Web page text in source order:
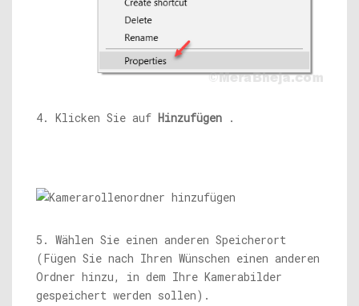
4. Klicken Sie auf Hinzufügen .
5. Wählen Sie einen anderen Speicherort
(Fügen Sie nach Ihren Wünschen einen anderen
Ordner hinzu, in dem Ihre Kamerabilder
gespeichert werden sollen).